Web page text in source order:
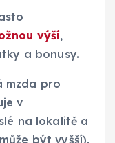
výší,
a bonusy.
mzda pro
v
na lokalitě a
být vyšší).